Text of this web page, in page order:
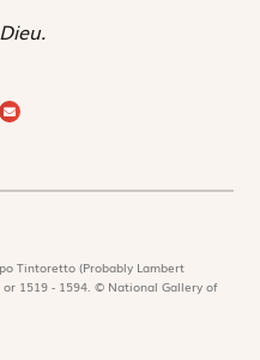
Tintoretto (Probably Lambert
1519 - 1594. © National Gallery of